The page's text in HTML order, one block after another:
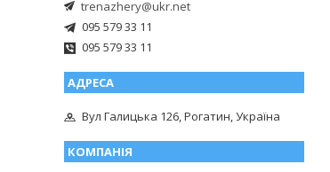
trenazhery@ukr.net
095 579 33 11
095 579 33 11
Вул Галицька 126, Рогатин, Україна